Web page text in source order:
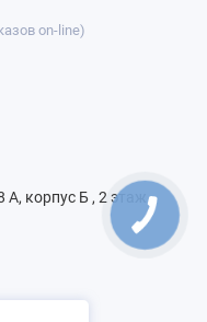
on-line)
корпус Б , 2 этаж